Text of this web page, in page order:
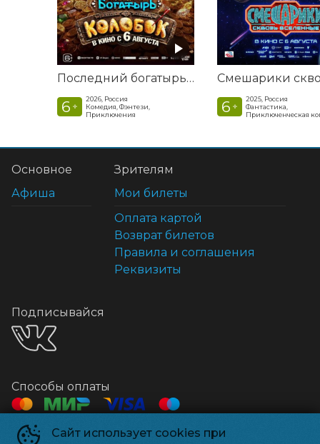
Последний богатырь. Колобок
6 +
2026, Россия
Комедия, Фэнтези,
Приключения
6 +
2025, Россия
Фантастика,
Приключенческая
Сайт использует cookies при
Основное
Афиша
Зрителям
Мои билеты
Оплата картой
Возврат билетов
Правила и соглашения
Реквизиты
Подписывайся
Способы оплаты